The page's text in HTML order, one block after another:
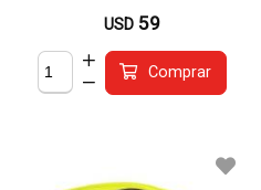
USD 59
Comprar